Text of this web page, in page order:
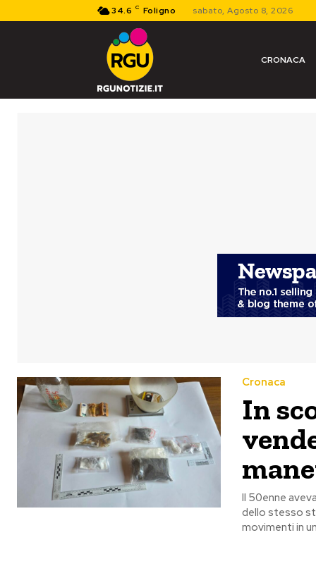
34.6 C Foligno sabato, Agosto 8, 2026
CRONACA
Cronaca
In
Il 50enne
dello stesso
movimenti in